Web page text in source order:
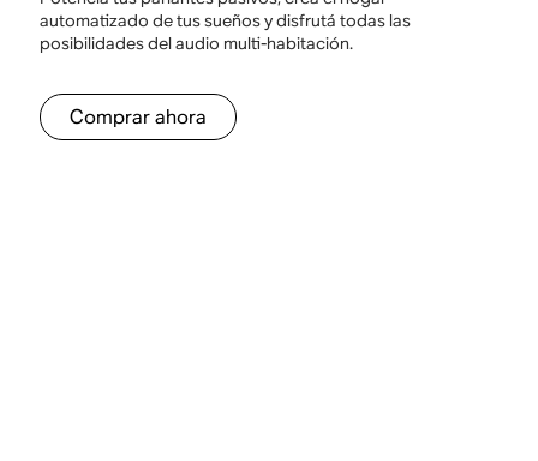
automatizado de tus sueños y disfrutá todas las
posibilidades del audio multi-habitación.
Comprar ahora